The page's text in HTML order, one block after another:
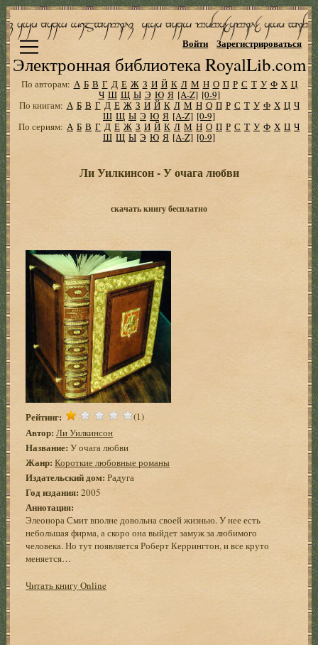
Электронная библиотека RoyalLib.com
Войти Зарегистрироваться
По авторам: А Б В Г Д Е Ж З И Й К Л М Н О П Р С Т У Ф Х Ц
Ч Ш Щ Ы Э Ю Я [A-Z] [0-9]
По книгам: А Б В Г Д Е Ж З И Й К Л М Н О П Р С Т У Ф Х Ц Ч
Ш Щ Ы Э Ю Я [A-Z] [0-9]
По сериям: А Б В Г Д Е Ж З И Й К Л М Н О П Р С Т У Ф Х Ц Ч
Ш Щ Ы Э Ю Я [A-Z] [0-9]
Ли Уилкинсон - У очага любви
скачать книгу бесплатно
Рейтинг: (1)
Автор: Ли Уилкинсон
Название: У очага любви
Жанр: Короткие любовные романы
Издательский дом: Радуга
Год издания: 2005
Аннотация:
Элеонора Смит вполне довольна своей жизнью. У нее есть
небольшая фирма, а скоро она выйдет замуж за любимого
человека. Но тут появляется Роберт Керрингтон, и все круто
меняется…
Читать книгу Online